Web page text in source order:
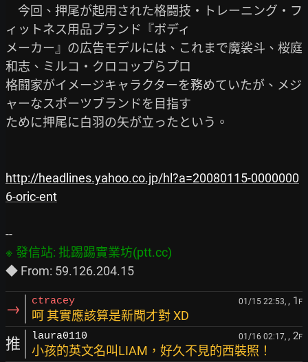
今回、押尾が起用された格闘技・トレーニング・フ
ィットネス用品ブランド『ボディ
メーカー』の広告モデルには、これまで魔裟斗、桜庭
和志、ミルコ・クロコップらプロ
格闘家がイメージキャラクターを務めていたが、メジ
ャーなスポーツブランドを目指す
ために押尾に白羽の矢が立ったという。
http://headlines.yahoo.co.jp/hl?a=20080115-0000000
6-oric-ent
→ ctracey 01/15 22:53, , 1 F
呵 其實應該算是新聞才對 XD
推 laura0110 01/16 02:17, , 2F
小孩的英文名叫LIAM，好久不見的西裝照！